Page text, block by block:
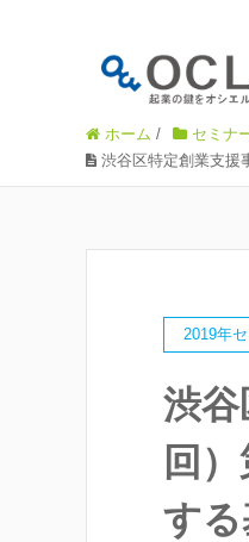
ホーム / セミナ
渋谷区特定創業支援
2019年
渋
回
す